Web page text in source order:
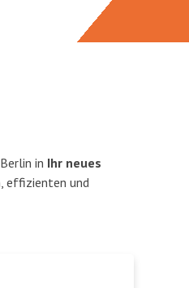
in Ihr neues
effizienten und